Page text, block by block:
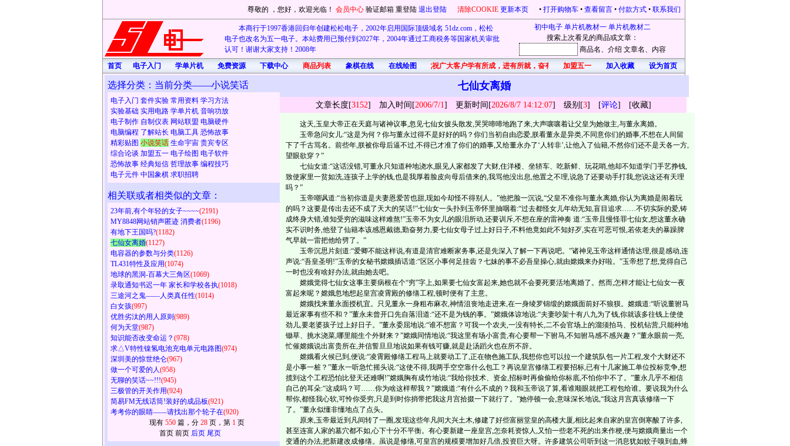
尊敬的 ，您好，欢迎光临！ 会员中心 验证邮箱 重登陆 退出登陆 清除COOKIE 更新本页 • 打开购物车 • 查看留言 • 付款方式 • 联系我们
本商行于1997香港回归年创建松松电子，2002年启用国际顶级域名 51dz.com，松松
电子也改名为五一电子。本站费用已预付到2027年，2004年通过工商税务等国家机关审批
认可！谢谢大家支持！2008年
初中电子 单片机教材一 单片机教材二
搜索上次看见的商品或文章：
商品名 、介绍 文章名 、内容
首页
电子入门 学单片机 免费资源 下载中心 商品列表 象棋在线 在线绘图首先在此祝广大客户学有所成，进有所就，奋有所获，开心每一天！凡在本站购物的，均有礼品赠送。本站为感恩新老客
加盟五一 加入收藏 设为首页
选择分类：当前分类——小说笑话
电子入门 套件实验 常用资料 学习方法
实验基础 实用电路 学单片机 音响功放
电子制作 自制仪表 网站联盟 电脑硬件
电脑编程 了解站长 电脑工具 恐怖故事
精彩贴图 小说笑话 生命宇宙 贵宾专区
综合论谈 加盟五一 电子绘图 电子软件
恐怖故事 经典短信 哲理故事 编程技巧
电子元件 中国象棋 求职招聘
相关联或者相类似的文章：
23年前,有个年轻的女子~~~~(2191)
MY8848网站销声匿迹 消费者(1196)
有地下王国吗?(1182)
七仙女离婚(1127)
电容器的参数与分类(1126)
TL431特性及应用(1074)
地球的黑洞-百幕大三角区(1069)
录取通知书迟一年 家长和学校各执(1018)
三途河之鬼——人类真任性(1014)
白女孩(997)
优胜劣汰的用人原则 (989)
何为天堂(987)
知识能否改变命运？ (978)
求△V特性镍氢电池充电单元电路图(974)
深圳美的惊世绝仑(967)
做一个可爱的人(958)
无聊的笑话~~!!!(945)
三极管的开关作用(924)
简易FM无线话筒!装好的成品板(921)
考考你的眼睛——请找出那个轮子在(920)
现有 550 篇，分 28 页，第 1 页
首页 前页 后页 尾页
七仙女离婚
文章长度[3152] 加入时间[2006/7/1] 更新时间[2026/8/7 14:12:07] 级别[3] [评论] [收藏]
这天,玉皇大帝正在天庭与诸神议事,忽见七仙女披头散发,哭哭啼啼地跑了来,大声嚷嚷着让父皇为她做主,与董永离婚。
玉帝急问女儿:“这是为何？你与董永过得不是好好的吗？你们当初自由恋爱,朕看董永是异类,不同意你们的婚事,不想在人间留
下了千古骂名。前些年,朕被你母后逼不过,不得已才准了你们的婚事,又给董永办了‘人转非’,让他入了仙籍,不然你们还不是天各一方,
望眼欲穿？”
七仙女道:“这话没错,可董永只知道种地浇水,眼见人家都发了大财,住洋楼、坐轿车、吃新鲜、玩花哨,他却不知道学门手艺挣钱,
致使家里一贫如洗,连孩子上学的钱,也是我厚着脸皮向母后借来的,我骂他没出息,他置之不理,说急了还要动手打我,您说这还有天理
吗？”
玉帝嘲讽道:“当初你道是夫妻恩爱苦也甜,现如今却怪不得别人。”他把脸一沉说,“父皇不准你与董永离婚,你认为离婚是闹着玩
的吗？这要是传出去还不成了天大的笑话!”七仙女一头扑到玉帝怀里抽咽着:“过去都怪女儿年幼无知,盲目追求……不切实际的爱,铸
成终身大错,谁知受穷的滋味这样难熬!”玉帝不为女儿的眼泪所动,还要训斥,不想在座的雷神奏 道:“玉帝且慢怪罪七仙女,想这董永确
实不识时务,他登了仙籍本该感恩戴德,勤奋努力,要七仙女母子过上好日子,不料他竟如此不知好歹,实在可恶可恨,若依老夫的暴躁脾
气早就一雷把他给劈了。”
玉帝沉思片刻道:“爱卿不能这样说,有道是清官难断家务事,还是先深入了解一下再说吧。”诸神见玉帝这样通情达理,很是感动,连
声说:“吾皇圣明!”玉帝的女秘书嫦娥插话道:“区区小事何足挂齿？七妹的事不必吾皇操心,就由嫦娥来办好啦。”玉帝想了想,觉得自己
一时也没有啥好办法,就由她去吧。
嫦娥觉得七仙女这事主要病根在个“穷”字上,如果要七仙女富起来,她也就不会要死要活地离婚了。然而,怎样才能让七仙女一夜
富起来呢？嫦娥忽地想起皇宫凌霄殿的修缮工程,顿时便有了主意。
嫦娥找来董永面授机宜。只见董永一身粗布麻衣,神情沮丧地走进来,在一身绫罗锦缎的嫦娥面前好不狼狈。嫦娥道:“听说董驸马
最近家事有些不和？”董永未曾开口先自落泪道:“还不是为钱的事。”嫦娥体谅地说:“夫妻吵架十有八九为了钱,你就该多往钱上使使
劲儿,要老婆孩子过上好日子。”董永委屈地说:“谁不想富？可我一个农夫,一没有特长,二不会官场上的溜须拍马、投机钻营,只能种地
锄草、挑水浇菜,哪里能生个外财来？”嫦娥同情地说:“我这里有场小富贵,有心要帮一下驸马,不知驸马感不感兴趣？”董永眼前一亮,
忙催嫦娥说出富贵所在,并信誓旦旦地说如果有钱可赚,就是赴汤蹈火也在所不辞。
嫦娥看火候已到,便说:“凌霄殿修缮工程马上就要动工了,正在物色施工队,我想你也可以拉一个建筑队包一片工程,发个大财还不
是小事一桩？”董永一听急忙摇头说:“这使不得,我两手空空靠什么包工？再说皇宫修缮工程要招标,已有十几家施工单位投标竞争,想
揽到这个工程恐怕比登天还难啊!”嫦娥胸有成竹地说:“我给你技术、资金,招标时再偷偷给你标底,不怕你中不了。”董永几乎不相信
自己的耳朵:“这成吗？可……你为啥这样帮我？”嫦娥道:“有什么不成的？我和玉帝说了算,看谁顺眼就把工程包给谁。要说我为什么
帮你,都怪我心软,可怜你受穷,只是到时你捎带把我这月宫拾掇一下就行了。”她停顿一会,意味深长地说,“我这月宫真该修缮一下
了。”董永似懂非懂地点了点头。
原来,玉帝最近到凡间转了一圈,发现这些年凡间大兴土木,修建了好些富丽堂皇的高楼大厦,相比起来自家的皇宫倒寒酸了许多,
甚至连富人家的墓穴都不如,心下十分不平衡。有心要新建一座皇宫,怎奈耗资惊人,又怕一些老不死的出来作梗,便与嫦娥商量出一个
变通的办法,把新建改成修缮。虽说是修缮,可皇宫的规模要增加好几倍,投资巨大呀。许多建筑公司听到这一消息犹如蚊子嗅到血,蜂